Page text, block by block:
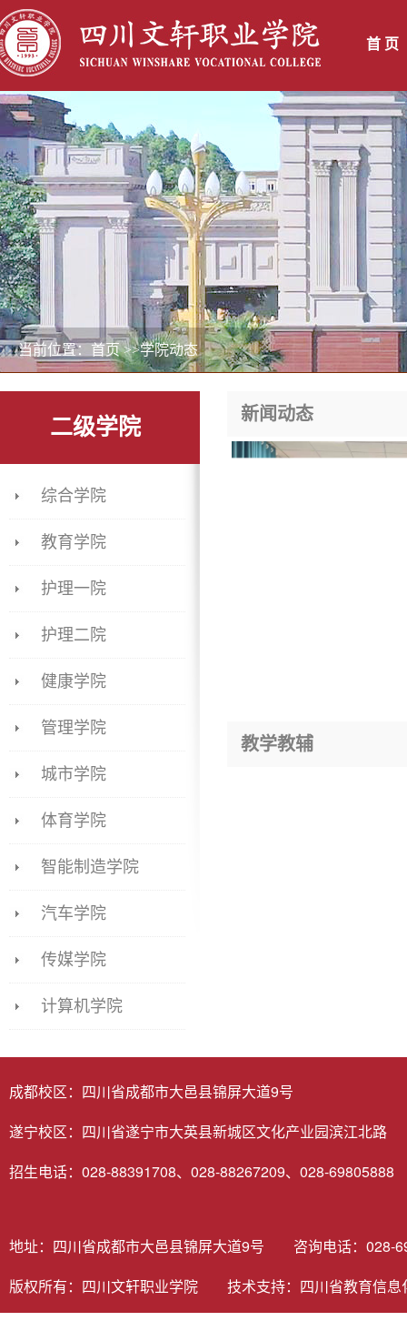
二级学院
综合学院
教育学院
护理一院
护理二院
健康学院
管理学院
城市学院
体育学院
智能制造学院
汽车学院
传媒学院
计算机学院
新闻动态
教学教辅
成都校区：四川省成都市大邑县锦屏大道9号
遂宁校区：四川省遂宁市大英县新城区文化产业园滨江北路
招生电话：028-88391708、028-88267209、028-69805888
地址：四川省成都市大邑县锦屏大道9号 咨询电话：
版权所有：四川文轩职业学院 技术支持： 四川省教育信
当前位置：首页>>学院动态
首 页